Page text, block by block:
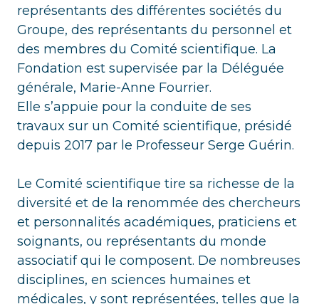
représentants des différentes sociétés du
Groupe, des représentants du personnel et
des membres du Comité scientifique. La
Fondation est supervisée par la Déléguée
générale, Marie-Anne Fourrier.
Elle s’appuie pour la conduite de ses
travaux sur un Comité scientifique, présidé
depuis 2017 par le Professeur Serge Guérin.
Le Comité scientifique tire sa richesse de la
diversité et de la renommée des chercheurs
et personnalités académiques, praticiens et
soignants, ou représentants du monde
associatif qui le composent. De nombreuses
disciplines, en sciences humaines et
médicales, y sont représentées, telles que la